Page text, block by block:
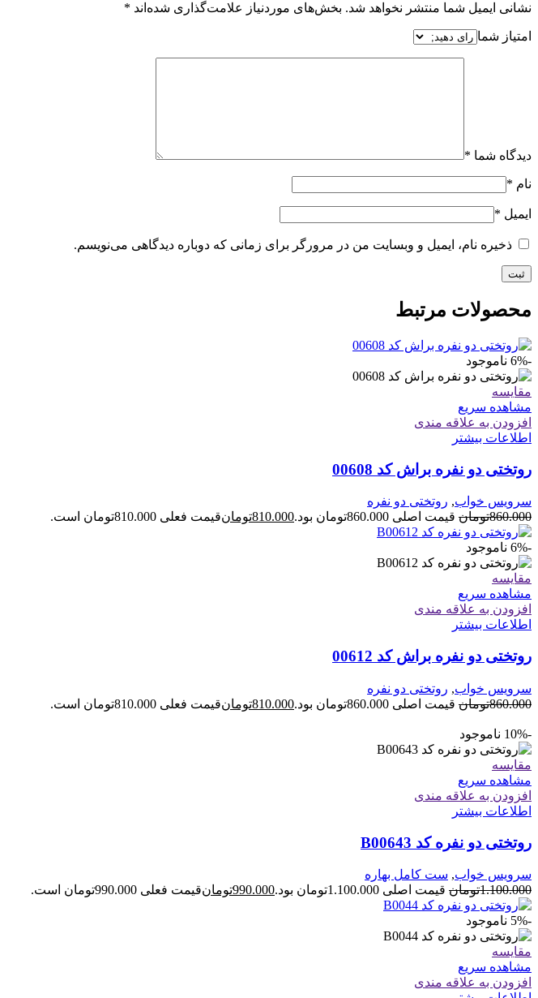
نشانی ایمیل شما منتشر نخواهد شد. بخش‌های موردنیاز علامت‌گذاری شده‌اند *
امتیاز شما
دیدگاه شما *
نام *
ایمیل *
ذخیره نام، ایمیل و وبسایت من در مرورگر برای زمانی که دوباره دیدگاهی می‌نویسم.
محصولات مرتبط
-6% ناموجود
مقایسه
مشاهده سریع
افزودن به علاقه مندی
اطلاعات بیشتر
روتختی دو نفره براش کد 00608
سرویس خواب, روتختی دو نفره
860.000تومان قیمت اصلی 860.000تومان بود. 810.000تومانقیمت فعلی 810.000تومان است.
-6% ناموجود
مقایسه
مشاهده سریع
افزودن به علاقه مندی
اطلاعات بیشتر
روتختی دو نفره براش کد 00612
سرویس خواب, روتختی دو نفره
860.000تومان قیمت اصلی 860.000تومان بود. 810.000تومانقیمت فعلی 810.000تومان است.
-10% ناموجود
مقایسه
مشاهده سریع
افزودن به علاقه مندی
اطلاعات بیشتر
روتختی دو نفره کد B00643
سرویس خواب, ست کامل بهاره
1.100.000تومان قیمت اصلی 1.100.000تومان بود. 990.000تومانقیمت فعلی 990.000تومان است.
-5% ناموجود
مقایسه
مشاهده سریع
افزودن به علاقه مندی